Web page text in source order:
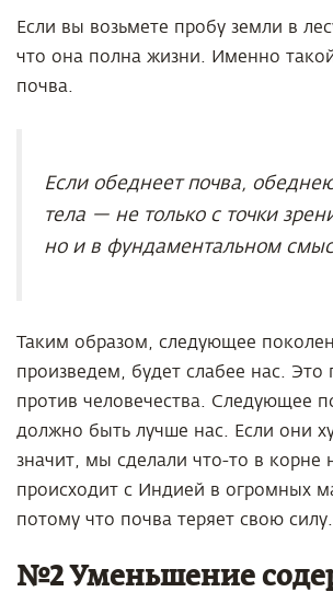
Если вы возьмете пробу земли в
что она полна жизни. Именно
почва.
Если обеднеет почва,
тела — не только с точки
но и в фундаментальном
Таким образом, следующее
произведем, будет слабее нас. Это
против человечества. Следующее
должно быть лучше нас. Если они
значит, мы сделали что-то в корне
происходит с Индией в огромных
потому что почва теряет свою силу.
№2 Уменьшение